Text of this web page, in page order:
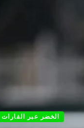
الخضر عبر القارات